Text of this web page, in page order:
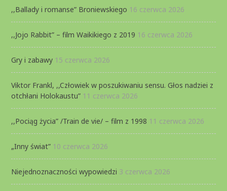
,,Ballady i romanse” Broniewskiego 16 czerwca 2026
,,Jojo Rabbit” – film Waikikiego z 2019 16 czerwca 2026
Gry i zabawy 15 czerwca 2026
Viktor Frankl, ,,Człowiek w poszukiwaniu sensu. Głos nadziei z
otchłani Holokaustu” 11 czerwca 2026
,,Pociąg życia” /Train de vie/ – film z 1998 11 czerwca 2026
„Inny świat” 10 czerwca 2026
Niejednoznaczności wypowiedzi 3 czerwca 2026